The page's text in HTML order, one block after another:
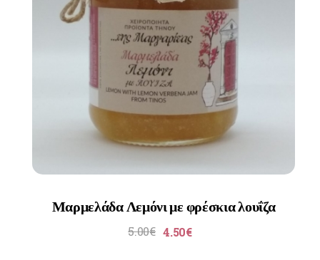
Μαρμελάδα Λεμόνι με φρέσκια λουΐζα
4.50€
5.00€